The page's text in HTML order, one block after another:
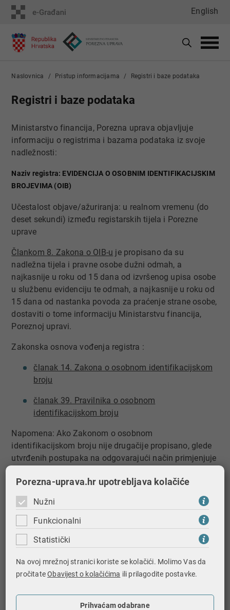
English
Naslovnica Pristup informacijama Registri i baze podataka
Registri i baze podataka
​Ministarstvo financija, Porezna uprava objavljuje
informaciju o registrima i bazama podataka iz svoje
nadležnosti:
Naziv registra: EVIDENCIJA O OSOBNIM IDENTIFIKACIJSKIM
BROJEVIMA (OIB)
Učestalost objave/ažuriranja: u realnom vremenu (do
deset sekundi) između registarskih tijela i Porezne
uprave
Člankom 8. Zakona o OIB-u​ je propisano da su
nadležna tijela i pravne osobe dužni odmah, a
najkasnije u roku od 15 dana od izvršenog upisa osobe
u službenu evidenciju te odmah, a najkasnije u roku od
15 dana od nastanka povoda za praćenje strane osobe,
dostaviti o tome informaciju Ministarstvu financija,
Poreznoj upravi.
Zakonska osnova vođenja registra :
članak 14. Zakona o osobnom identifikacijskom
broju
članak 39. Pravilnika o osobnom
identifikacijskom broju
Napomena: Ako Zakonom o osobnom
identifikacijskom broju nije drugačije propisano, glede
utvrđenih postupaka na odgovarajući način primjenjuje
koji nisu u vlasništvu Porezne uprave (već su iz
nadležnosti Ministarstva uprave, Ministarstva
unutarnjih poslova, Državnog zavoda za statistiku i
Ministarstva pravosuđa) i sukladno članku 8. Općeg
obvezi čuvanja porezne tajne.
Naziv registra: REGISTAR POREZNIH OBVEZNIKA (RPO)
Porezna-uprava.hr upotrebljava kolačiće
Nužni
Funkcionalni
Statistički
Na ovoj mrežnoj stranici koriste se kolačići. Molimo Vas da
pročitateObavijest o kolačićima ili prilagodite postavke.
Prihvaćam odabrane